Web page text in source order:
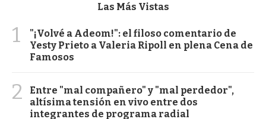
Las Más Vistas
1
"¡Volvé a Adeom!": el filoso comentario de
Yesty Prieto a Valeria Ripoll en plena Cena de
Famosos
2
Entre "mal compañero" y "mal perdedor",
altísima tensión en vivo entre dos
integrantes de programa radial